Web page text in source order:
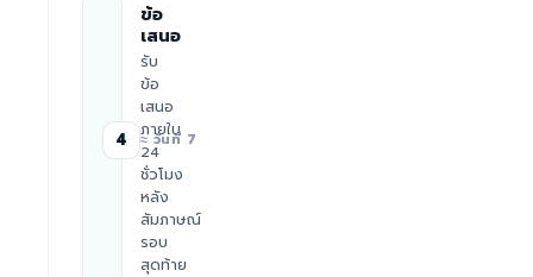
4
ข้อ
เสนอ
รับ
ข้อ
เสนอ
ภายใน
24
ชั่วโมง
หลัง
สัมภาษณ์
รอบ
สุดท้าย
≈ วันที่ 7